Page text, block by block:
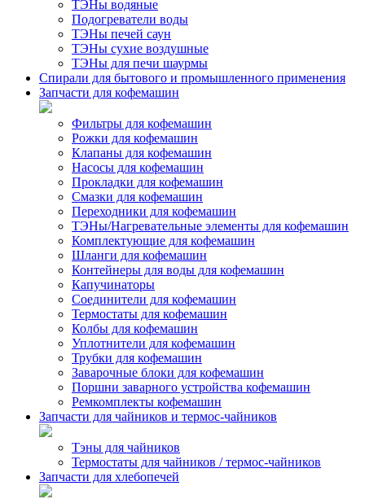
ТЭНы водяные
Подогреватели воды
ТЭНы печей саун
ТЭНы сухие воздушные
ТЭНы для печи шаурмы
Спирали для бытового и промышленного применения
Запчасти для кофемашин
Фильтры для кофемашин
Рожки для кофемашин
Клапаны для кофемашин
Насосы для кофемашин
Прокладки для кофемашин
Смазки для кофемашин
Переходники для кофемашин
ТЭНы/Нагревательные элементы для кофемашин
Комплектующие для кофемашин
Шланги для кофемашин
Контейнеры для воды для кофемашин
Капучинаторы
Соединители для кофемашин
Термостаты для кофемашин
Колбы для кофемашин
Уплотнители для кофемашин
Трубки для кофемашин
Заварочные блоки для кофемашин
Поршни заварного устройства кофемашин
Ремкомплекты кофемашин
Запчасти для чайников и термос-чайников
Тэны для чайников
Термостаты для чайников / термос-чайников
Запчасти для хлебопечей